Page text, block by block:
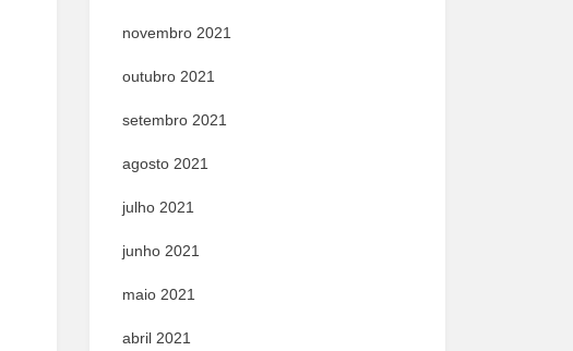
novembro 2021
outubro 2021
setembro 2021
agosto 2021
julho 2021
junho 2021
maio 2021
abril 2021